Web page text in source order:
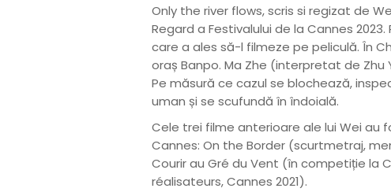
Only the river flows, scris si regizat de
Regard a Festivalului de la Cannes
care a ales să-l filmeze pe peliculă. În
oraș Banpo. Ma Zhe (interpretat de
Pe măsură ce cazul se blochează,
uman și se scufundă în îndoială.
Cele trei filme anterioare ale lui Wei au
Cannes: On the Border (scurtmetraj,
Courir au Gré du Vent (în competiție la
réalisateurs, Cannes 2021).